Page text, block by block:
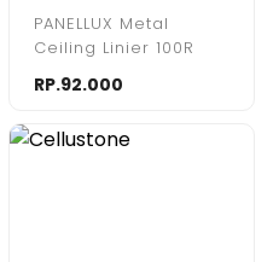
PANELLUX Metal
Ceiling Linier 100R
RP.92.000